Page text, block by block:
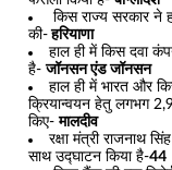
किस राज्य सरकार ने
की-हरियाणा
हाल ही में किस दवा
है-जॉनसन एंड जॉनसन
हाल ही में भारत और
क्रियान्वयन हेतु लगभग
किए-मालदीव
रक्षा मंत्री राजनाथ
साथ उद्घाटन किया है-44